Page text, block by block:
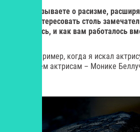
рассказываете о расизме,
заинтересовать столь
согласились, и как вам работалось
Например, когда я искал
сразу трем актрисам – Монике